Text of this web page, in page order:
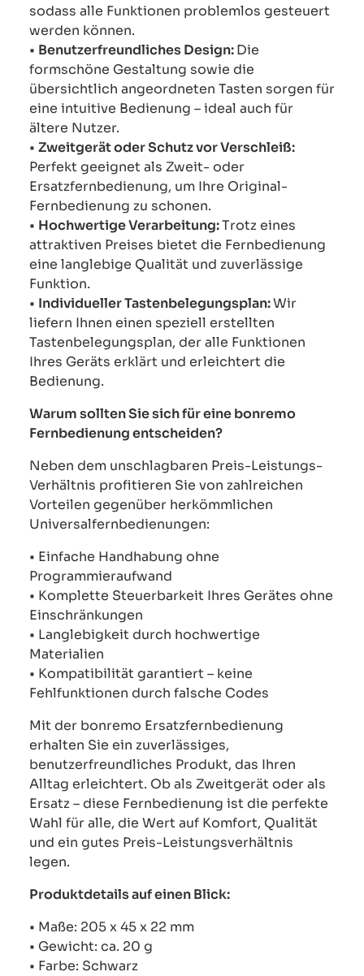
sodass alle Funktionen problemlos gesteuert
werden können.
• Benutzerfreundliches Design:Die
formschöne Gestaltung sowie die
übersichtlich angeordneten Tasten sorgen für
eine intuitive Bedienung – ideal auch für
ältere Nutzer.
• Zweitgerät oder Schutz vor Verschleiß:
Perfekt geeignet als Zweit- oder
Ersatzfernbedienung, um Ihre Original-
Fernbedienung zu schonen.
• Hochwertige Verarbeitung:Trotz eines
attraktiven Preises bietet die Fernbedienung
eine langlebige Qualität und zuverlässige
Funktion.
• Individueller Tastenbelegungsplan:Wir
liefern Ihnen einen speziell erstellten
Tastenbelegungsplan, der alle Funktionen
Ihres Geräts erklärt und erleichtert die
Bedienung.
Warum sollten Sie sich für eine bonremo
Fernbedienung entscheiden?
Neben dem unschlagbaren Preis-Leistungs-
Verhältnis profitieren Sie von zahlreichen
Vorteilen gegenüber herkömmlichen
Universalfernbedienungen:
• Einfache Handhabung ohne
Programmieraufwand
• Komplette Steuerbarkeit Ihres Gerätes ohne
Einschränkungen
• Langlebigkeit durch hochwertige
Materialien
• Kompatibilität garantiert – keine
Fehlfunktionen durch falsche Codes
Mit der bonremo Ersatzfernbedienung
erhalten Sie ein zuverlässiges,
benutzerfreundliches Produkt, das Ihren
Alltag erleichtert. Ob als Zweitgerät oder als
Ersatz – diese Fernbedienung ist die perfekte
Wahl für alle, die Wert auf Komfort, Qualität
und ein gutes Preis-Leistungsverhältnis
legen.
Produktdetails auf einen Blick:
• Maße: 205 x 45 x 22 mm
• Gewicht: ca. 20 g
• Farbe: Schwarz